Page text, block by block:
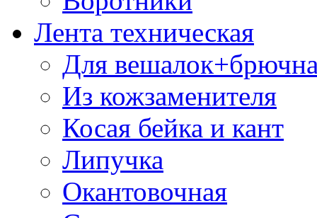
Лента техническая
Для
Из кожзаменителя
Косая бейка и кант
Липучка
Окантовочная